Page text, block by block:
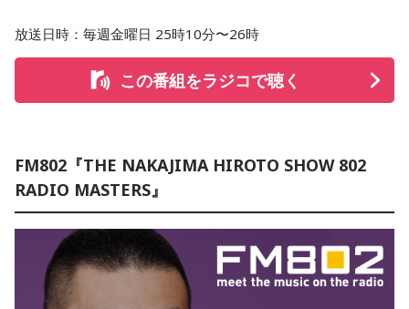
放送日時：毎週金曜日 25時10分〜26時
この番組をラジコで聴く
FM802『THE NAKAJIMA HIROTO SHOW 802
RADIO MASTERS』